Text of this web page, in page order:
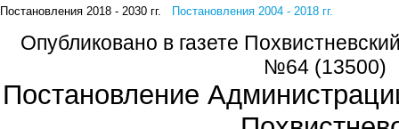
Постановления 2018 - 2030 гг. Постановления 2004 - 2018 гг.
Опубликовано в газете
№64 (13500)
Постановление